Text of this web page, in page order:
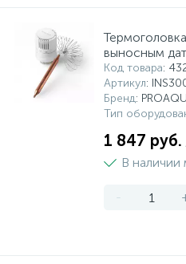
выносным
Код товара:
Артикул:
Бренд:
Тип
1 847 руб.
В наличии
-